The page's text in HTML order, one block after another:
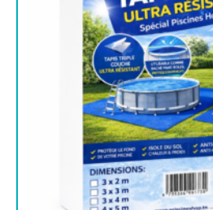
TND
139,000.
TND
89,000.